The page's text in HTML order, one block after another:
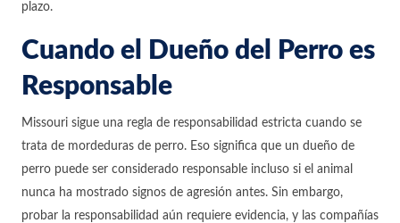
plazo.
Cuando el Dueño del Perro es
Responsable
Missouri sigue una regla de responsabilidad estricta cuando se
trata de mordeduras de perro. Eso significa que un dueño de
perro puede ser considerado responsable incluso si el animal
nunca ha mostrado signos de agresión antes. Sin embargo,
probar la responsabilidad aún requiere evidencia, y las compañías